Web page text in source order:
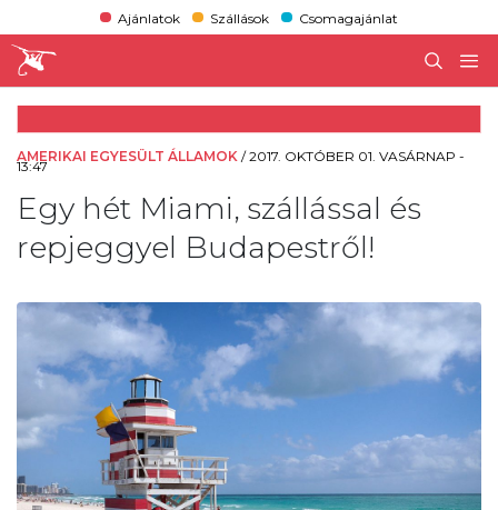
Ajánlatok Szállások Csomagajánlat
AMERIKAI EGYESÜLT ÁLLAMOK /2017. OKTÓBER 01. VASÁRNAP -
13:47
Egy hét Miami, szállással és
repjeggyel Budapestről!